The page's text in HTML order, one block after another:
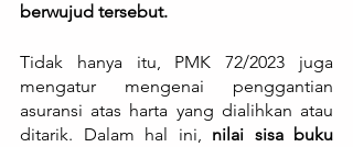
berwujud tersebut.
Tidak hanya itu, PMK 72/2023 juga
mengatur mengenai penggantian
asuransi atas harta yang dialihkan atau
ditarik. Dalam hal ini, nilai sisa buku